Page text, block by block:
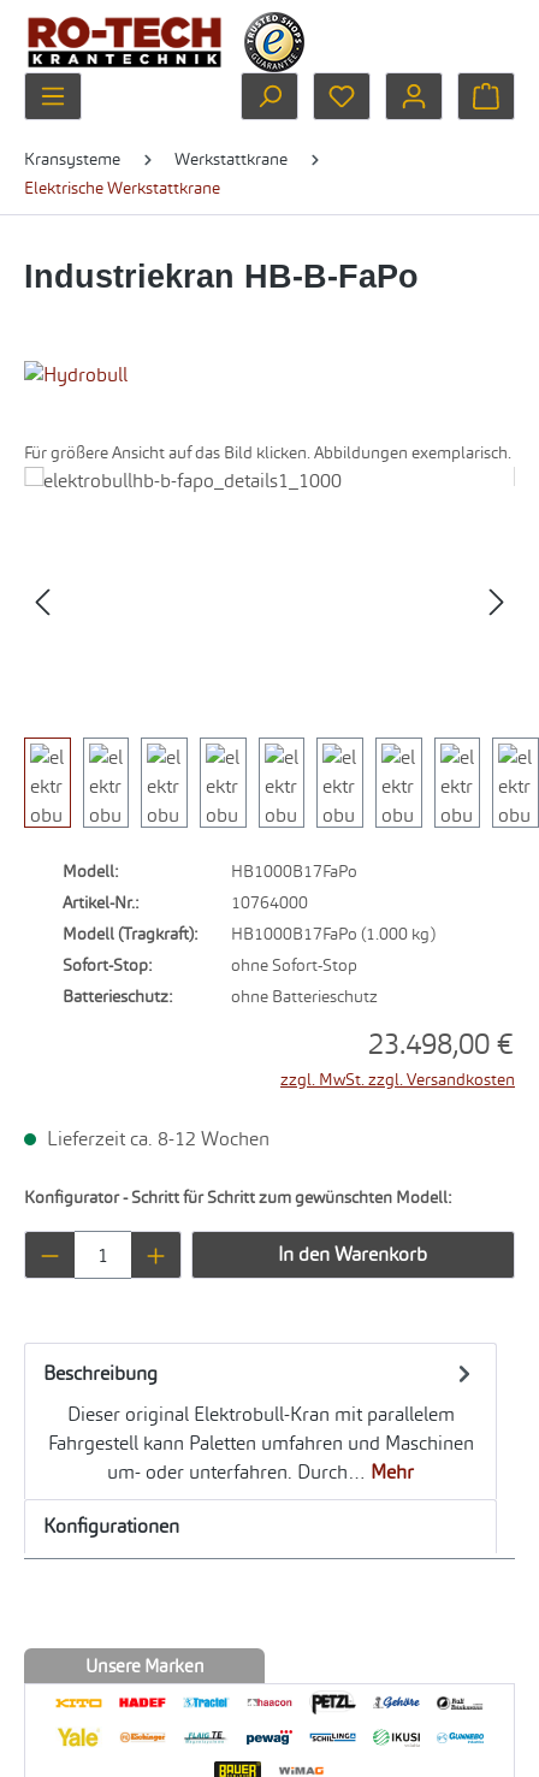
Zum Hauptinhalt springen
Du hast 0 Produkte
Kransysteme
Werkstattkrane
Elektrische Werkstattkrane
Industriekran HB-B-FaPo
Für größere Ansicht auf das Bild klicken. Abbildungen exemplarisch.
Bildergalerie überspringen
Modell:
HB1000B17FaPo
Artikel-Nr.:
10764000
Modell (Tragkraft):
HB1000B17FaPo (1.000 kg)
Sofort-Stop:
ohne Sofort-Stop
Batterieschutz:
ohne Batterieschutz
23.498,00 €
zzgl. MwSt. zzgl. Versandkosten
Lieferzeit ca. 8-12 Wochen
Konfigurator - Schritt für Schritt zum gewünschten Modell:
Produkt Anzahl: Gib den gewünschten
In den Warenkorb
Beschreibung
Dieser original Elektrobull-Kran mit parallelem
Fahrgestell kann Paletten umfahren und Maschinen
um- oder unterfahren. Durch… Mehr
Konfigurationen
Unsere Marken